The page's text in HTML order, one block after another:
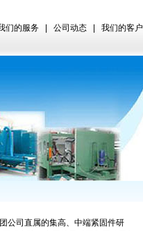
们的服务 公司动态 我们的客户
公司直属的集高、中端紧固件研